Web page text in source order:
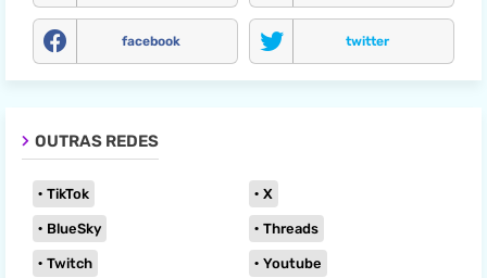
facebook twitter
OUTRAS REDES
TikTok X
BlueSky Threads
Twitch Youtube